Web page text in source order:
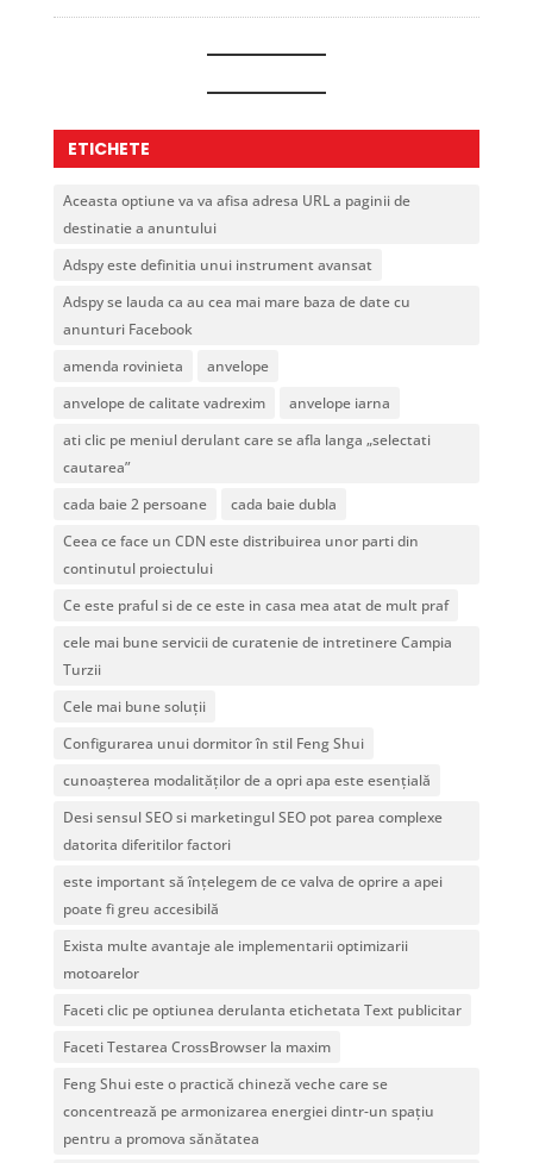
Formare
Prim
pot
RMN?
ETICHETE
Aceasta optiune va va afisa adresa URL a paginii de
destinatie a anuntului
Adspy este definitia unui instrument avansat
Adspy se lauda ca au cea mai mare baza de date cu
anunturi Facebook
amenda rovinieta
anvelope
anvelope de calitate vadrexim
anvelope iarna
ati clic pe meniul derulant care se afla langa „selectati
cautarea”
cada baie 2 persoane
cada baie dubla
Ceea ce face un CDN este distribuirea unor parti din
continutul proiectului
Ce este praful si de ce este in casa mea atat de mult praf
cele mai bune servicii de curatenie de intretinere Campia
Turzii
Cele mai bune soluții
Configurarea unui dormitor în stil Feng Shui
cunoașterea modalităților de a opri apa este esențială
Desi sensul SEO si marketingul SEO pot parea complexe
datorita diferitilor factori
este important să înțelegem de ce valva de oprire a apei
poate fi greu accesibilă
Exista multe avantaje ale implementarii optimizarii
motoarelor
Faceti clic pe optiunea derulanta etichetata Text publicitar
Faceti Testarea CrossBrowser la maxim
Feng Shui este o practică chineză veche care se
concentrează pe armonizarea energiei dintr-un spațiu
pentru a promova sănătatea